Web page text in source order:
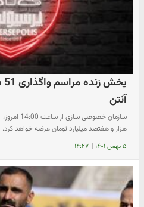
آنتن
هزار و هفتصد میلیارد تومان عرضه خواهد کرد.
۵ بهمن ۱۴۰۱ | ۱۴:۲۷